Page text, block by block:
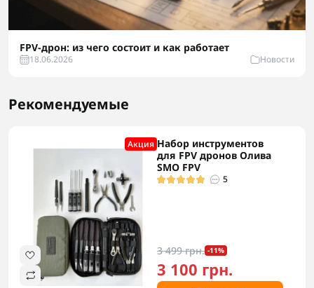
FPV-дрон: из чего состоит и как работает
18.06.2026 Новости
Рекомендуемые
Акция Набор инструментов
для FPV дронов Олива
SMO FPV
5
3 499 грн. -11%
3 100 грн.